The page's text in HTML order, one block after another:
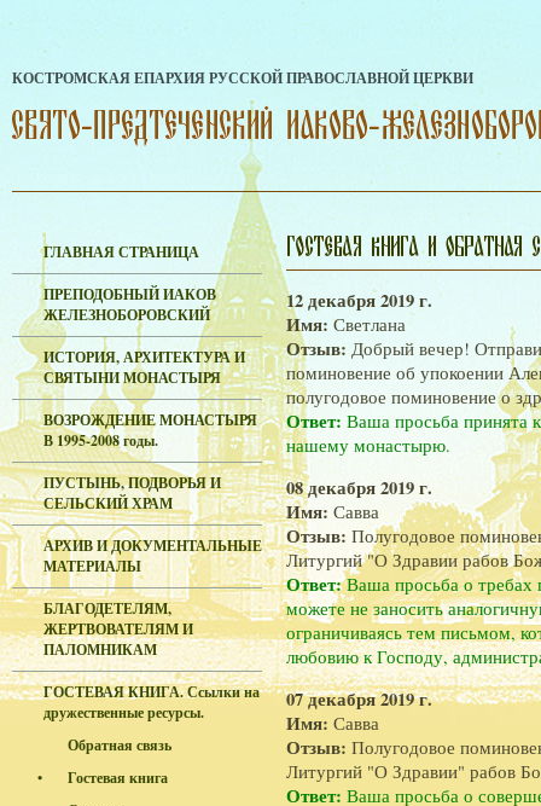
КОСТРОМСКАЯ ЕПАРХИЯ РУССКОЙ ПРАВОСЛАВНОЙ ЦЕРКВИ
ГЛАВНАЯ СТРАНИЦА
ПРЕПОДОБНЫЙ ИАКОВ
ЖЕЛЕЗНОБОРОВСКИЙ
ИСТОРИЯ, АРХИТЕКТУРА И
СВЯТЫНИ МОНАСТЫРЯ
ВОЗРОЖДЕНИЕ МОНАСТЫРЯ
В 1995-2008 годы.
ПУСТЫНЬ, ПОДВОРЬЯ И
СЕЛЬСКИЙ ХРАМ
АРХИВ И ДОКУМЕНТАЛЬНЫЕ
МАТЕРИАЛЫ
БЛАГОДЕТЕЛЯМ,
ЖЕРТВОВАТЕЛЯМ И
ПАЛОМНИКАМ
ГОСТЕВАЯ КНИГА. Ссылки на
дружественные ресурсы.
Обратная связь
•
Гостевая книга
12 декабря 2019 г.
Имя: Светлана
Отзыв: Добрый вечер!
поминовение об упокоении
полугодовое поминовение о
Ответ: Ваша просьба принята
нашему монастырю.
08 декабря 2019 г.
Имя: Савва
Отзыв: Полугодовое
Литургий "О Здравии рабов
Ответ:Ваша просьба о
можете не заносить
ограничиваясь тем письмом,
любовию к Господу,
07 декабря 2019 г.
Имя: Савва
Отзыв: Полугодовое
Литургий "О Здравии" рабов
Ответ: Ваша просьба о